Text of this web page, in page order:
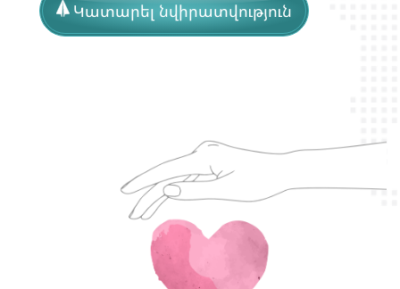
Կատարել նվիրատվություն